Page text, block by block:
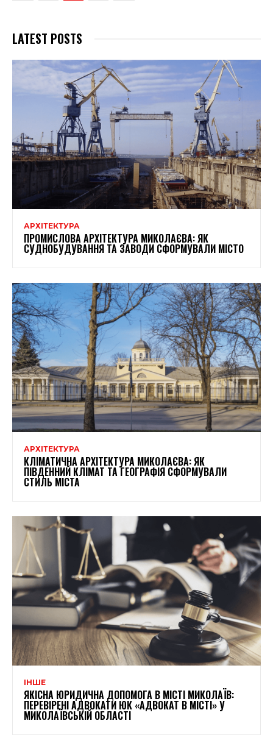
LATEST POSTS
АРХІТЕКТУРА
ПРОМИСЛОВА АРХІТЕКТУРА МИКОЛАЄВА: ЯК
СУДНОБУДУВАННЯ ТА ЗАВОДИ СФОРМУВАЛИ МІСТО
АРХІТЕКТУРА
КЛІМАТИЧНА АРХІТЕКТУРА МИКОЛАЄВА: ЯК
ПІВДЕННИЙ КЛІМАТ ТА ГЕОГРАФІЯ СФОРМУВАЛИ
СТИЛЬ МІСТА
ІНШЕ
ЯКІСНА ЮРИДИЧНА ДОПОМОГА В МІСТІ МИКОЛАЇВ:
ПЕРЕВІРЕНІ АДВОКАТИ ЮК «АДВОКАТ В МІСТІ» У
МИКОЛАЇВСЬКІЙ ОБЛАСТІ